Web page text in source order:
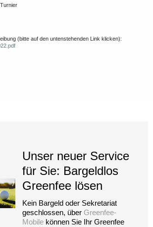
(bitte auf den untenstehenden Link klicken):
Unser neuer Service
für Sie: Bargeldlos
Greenfee lösen
Kein Bargeld oder Sekretariat
geschlossen, über Greenfee-
Mobile können Sie Ihr Greenfee